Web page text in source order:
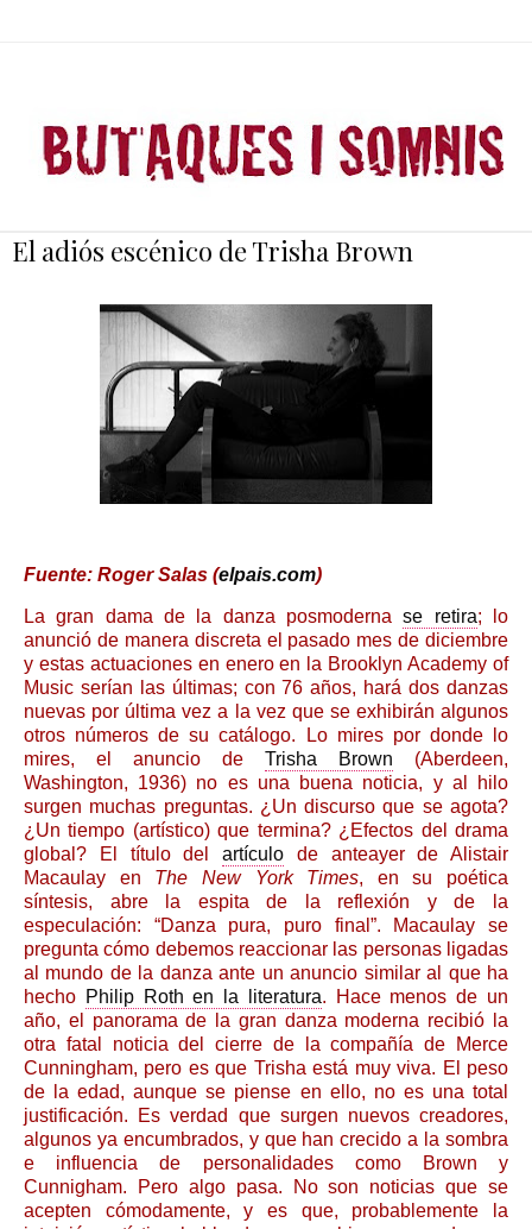
El adiós escénico de Trisha Brown
Fuente: Roger Salas (elpais.com)
La gran dama de la danza posmodernase retira; lo
anunció de manera discreta el pasado mes de diciembre
y estas actuaciones en enero en la Brooklyn Academy of
Music serían las últimas; con 76 años, hará dos danzas
nuevas por última vez a la vez que se exhibirán algunos
otros números de su catálogo. Lo mires por donde lo
mires, el anuncio de Trisha Brown (Aberdeen,
Washington, 1936) no es una buena noticia, y al hilo
surgen muchas preguntas. ¿Un discurso que se agota?
¿Un tiempo (artístico) que termina? ¿Efectos del drama
global? El título del artículo de anteayer de Alistair
Macaulay en The New York Times, en su poética
síntesis, abre la espita de la reflexión y de la
especulación: “Danza pura, puro final”. Macaulay se
pregunta cómo debemos reaccionar las personas ligadas
al mundo de la danza ante un anuncio similar al que ha
hecho Philip Roth en la literatura. Hace menos de un
año, el panorama de la gran danza moderna recibió la
otra fatal noticia del cierre de la compañía de Merce
Cunningham, pero es que Trisha está muy viva. El peso
de la edad, aunque se piense en ello, no es una total
justificación. Es verdad que surgen nuevos creadores,
algunos ya encumbrados, y que han crecido a la sombra
e influencia de personalidades como Brown y
Cunnigham. Pero algo pasa. No son noticias que se
acepten cómodamente, y es que, probablemente la